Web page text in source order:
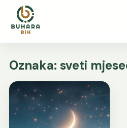
Oznaka: sveti